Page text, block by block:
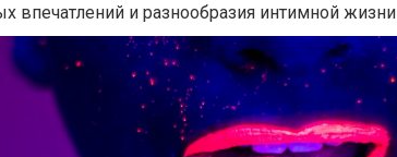
впечатлений и разнообразия интимной жизни